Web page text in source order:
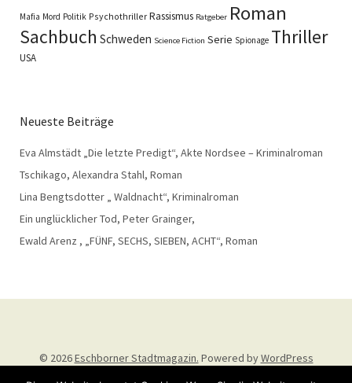
Mafia Mord Politik Psychothriller Rassismus Ratgeber Roman
Sachbuch Schweden Science Fiction Serie Spionage Thriller
USA
Neueste Beiträge
Eva Almstädt „Die letzte Predigt“, Akte Nordsee – Kriminalroman
Tschikago, Alexandra Stahl, Roman
Lina Bengtsdotter „ Waldnacht“, Kriminalroman
Ein unglücklicher Tod, Peter Grainger,
Ewald Arenz , „FÜNF, SECHS, SIEBEN, ACHT“, Roman
© 2026Eschborner Stadtmagazin. Powered byWordPress